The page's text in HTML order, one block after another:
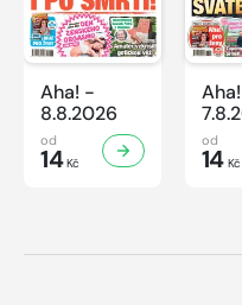
Aha! -
8.8.2026
od
14Kč
od
14Kč